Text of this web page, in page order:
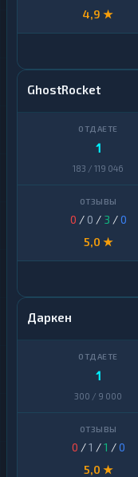
4,9 ★
GhostRocket
1
183 / 119 046
0 / 0 / 3 /0
5,0 ★
Даркен
1
300 / 9 000
0 /1 /1 /0
5,0 ★